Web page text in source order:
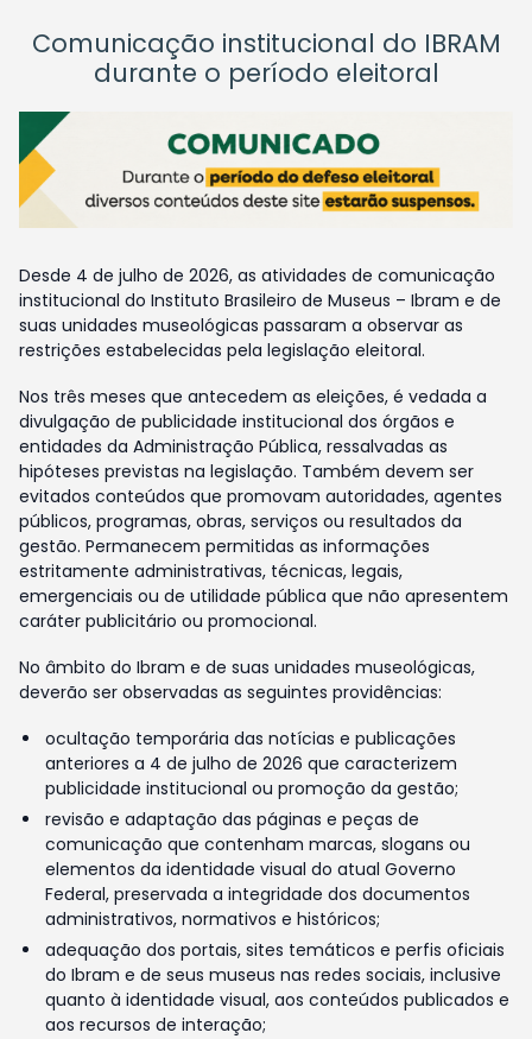
Comunicação institucional do IBRAM
durante o período eleitoral
Desde 4 de julho de 2026, as atividades de comunicação
institucional do Instituto Brasileiro de Museus – Ibram e de
suas unidades museológicas passaram a observar as
restrições estabelecidas pela legislação eleitoral.
Nos três meses que antecedem as eleições, é vedada a
divulgação de publicidade institucional dos órgãos e
entidades da Administração Pública, ressalvadas as
hipóteses previstas na legislação. Também devem ser
evitados conteúdos que promovam autoridades, agentes
públicos, programas, obras, serviços ou resultados da
gestão. Permanecem permitidas as informações
estritamente administrativas, técnicas, legais,
emergenciais ou de utilidade pública que não apresentem
caráter publicitário ou promocional.
No âmbito do Ibram e de suas unidades museológicas,
deverão ser observadas as seguintes providências:
ocultação temporária das notícias e publicações
anteriores a 4 de julho de 2026 que caracterizem
publicidade institucional ou promoção da gestão;
revisão e adaptação das páginas e peças de
comunicação que contenham marcas, slogans ou
elementos da identidade visual do atual Governo
Federal, preservada a integridade dos documentos
administrativos, normativos e históricos;
adequação dos portais, sites temáticos e perfis oficiais
do Ibram e de seus museus nas redes sociais, inclusive
quanto à identidade visual, aos conteúdos publicados e
aos recursos de interação;